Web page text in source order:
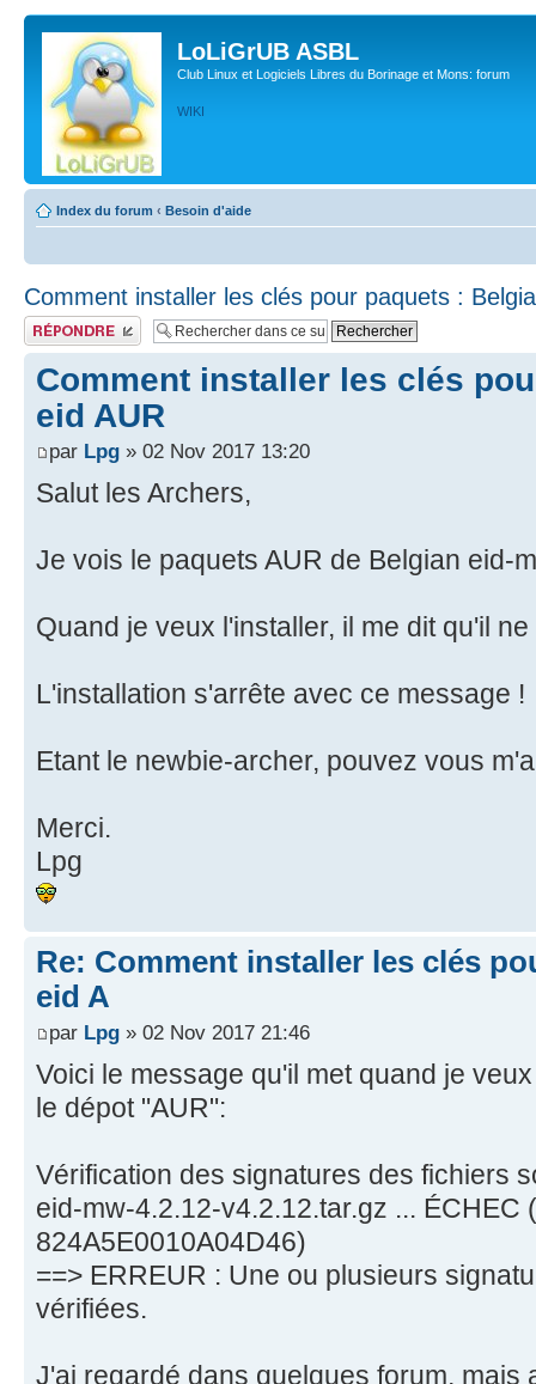
LoLiGrUB ASBL
Club Linux et Logiciels Libres du Borinage et Mons: forum
WIKI
Index du forum ‹ Besoin d'aide
Comment installer les clés pour paquets :
Publier une réponse
Comment installer les clés
eid AUR
par Lpg » 02 Nov 2017 13:20
Salut les Archers,
Je vois le paquets AUR de Belgian eid-
Quand je veux l'installer, il me dit qu'il
L'installation s'arrête avec ce message !
Etant le newbie-archer, pouvez vous
Merci.
Lpg
Re: Comment installer les clés
eid A
par Lpg » 02 Nov 2017 21:46
Voici le message qu'il met quand je
le dépot "AUR":
Vérification des signatures des fichiers
eid-mw-4.2.12-v4.2.12.tar.gz ... ÉCHEC
824A5E0010A04D46)
==> ERREUR : Une ou plusieurs
vérifiées.
J'ai regardé dans quelques forum, mais